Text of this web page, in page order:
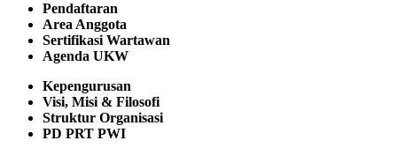
Pendaftaran
Area Anggota
Sertifikasi Wartawan
Agenda UKW
Kepengurusan
Visi, Misi & Filosofi
Struktur Organisasi
PD PRT PWI